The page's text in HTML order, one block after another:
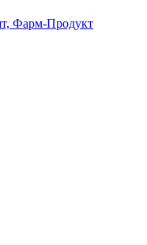
Фарм-Продукт